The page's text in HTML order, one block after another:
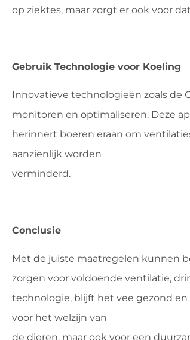
op ziektes, maar zorgt er ook voor
Gebruik Technologie voor Koeling
Innovatieve technologieën zoals de
monitoren en optimaliseren. Deze
herinnert boeren eraan om
aanzienlijk worden
verminderd.
Conclusie
Met de juiste maatregelen kunnen
zorgen voor voldoende ventilatie,
technologie, blijft het vee gezond
voor het welzijn van
de dieren, maar ook voor een